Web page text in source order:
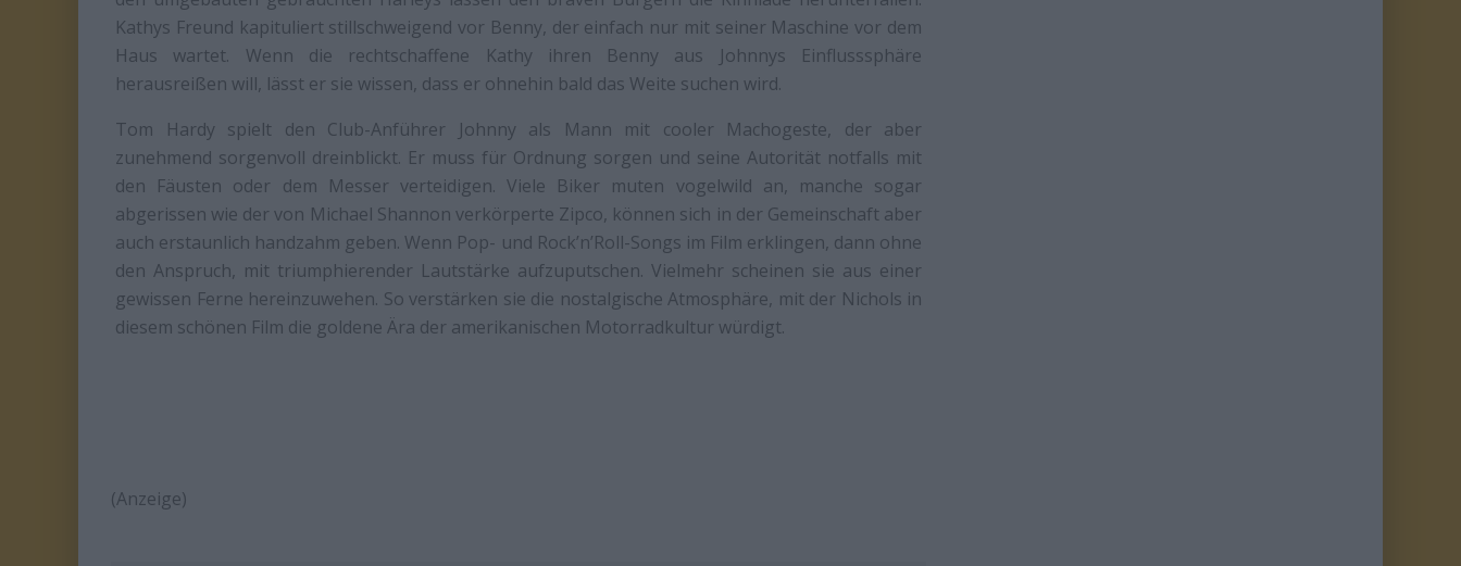
Kathys Freund kapituliert stillschweigend vor Benny, der einfach nur mit seiner Maschine vor dem
Haus wartet. Wenn die rechtschaffene Kathy ihren Benny aus Johnnys Einflusssphäre
herausreißen will, lässt er sie wissen, dass er ohnehin bald das Weite suchen wird.
Tom Hardy spielt den Club-Anführer Johnny als Mann mit cooler Machogeste, der aber
zunehmend sorgenvoll dreinblickt. Er muss für Ordnung sorgen und seine Autorität notfalls mit
den Fäusten oder dem Messer verteidigen. Viele Biker muten vogelwild an, manche sogar
abgerissen wie der von Michael Shannon verkörperte Zipco, können sich in der Gemeinschaft aber
auch erstaunlich handzahm geben. Wenn Pop- und Rock’n’Roll-Songs im Film erklingen, dann ohne
den Anspruch, mit triumphierender Lautstärke aufzuputschen. Vielmehr scheinen sie aus einer
gewissen Ferne hereinzuwehen. So verstärken sie die nostalgische Atmosphäre, mit der Nichols in
diesem schönen Film die goldene Ära der amerikanischen Motorradkultur würdigt.
(Anzeige)